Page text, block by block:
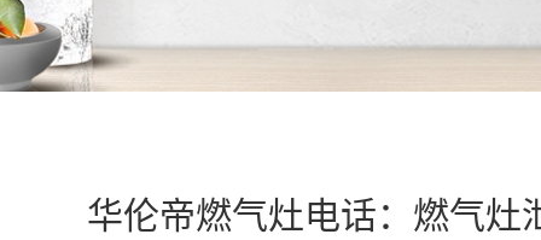
华伦帝燃气灶电话：燃气灶